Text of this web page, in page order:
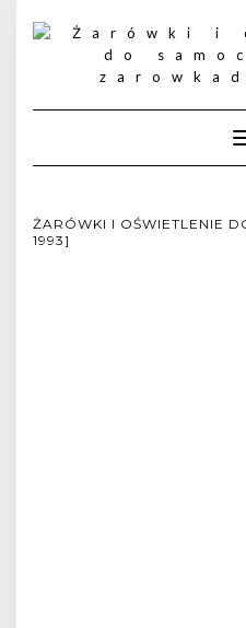
ŻARÓWKI I OŚWIETLENIE
1993]